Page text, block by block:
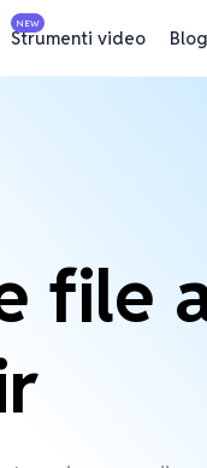
NEW
Strumenti video Blog
file